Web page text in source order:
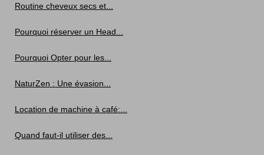
Routine cheveux secs et...
Pourquoi réserver un Head...
Pourquoi Opter pour les...
NaturZen : Une évasion...
Location de machine à café:...
Quand faut-il utiliser des...